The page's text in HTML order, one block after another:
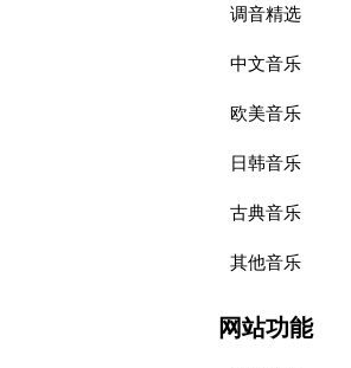
调音精选
中文音乐
欧美音乐
日韩音乐
古典音乐
其他音乐
网站功能